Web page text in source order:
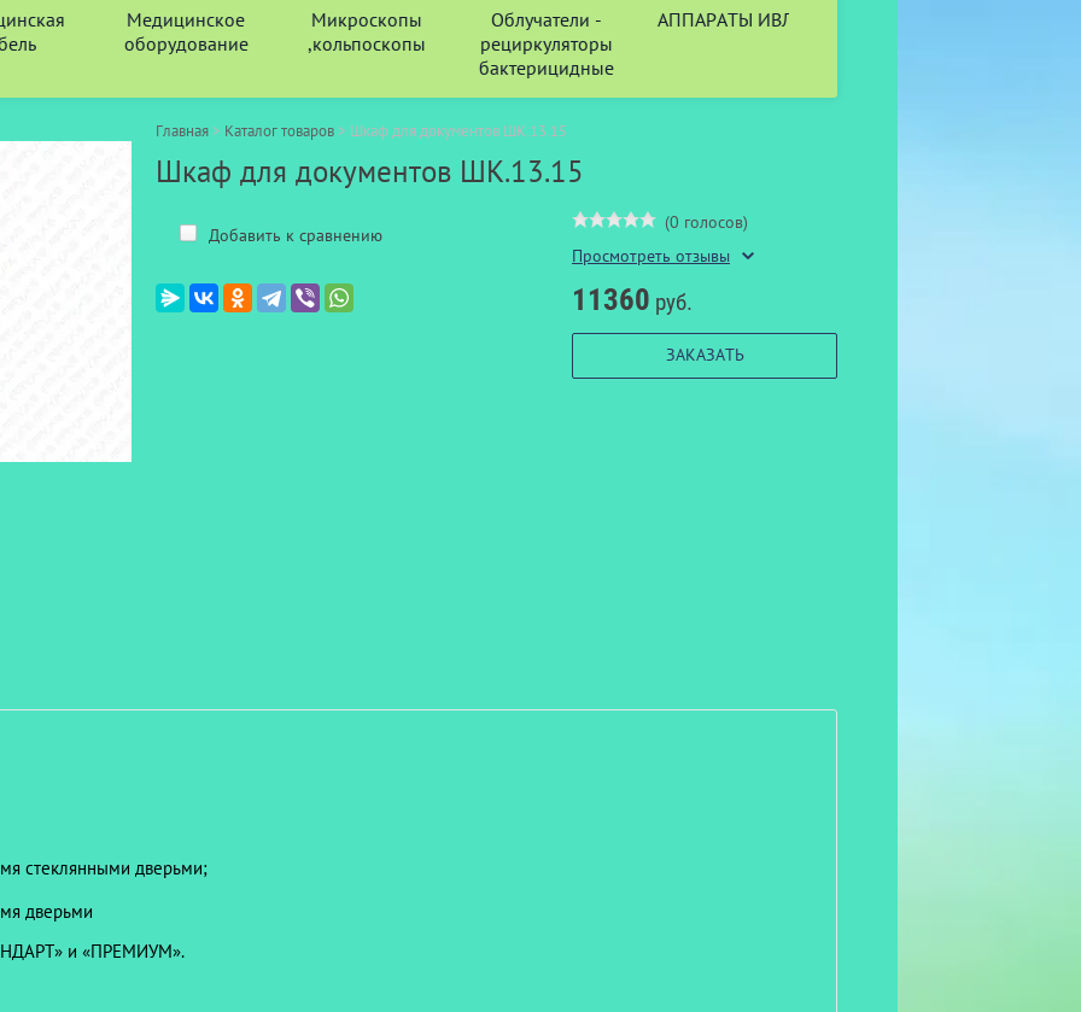
Медицинское
оборудование
Микроскопы
,кольпоскопы
Облучатели -
рециркуляторы
бактерицидные
АППАРАТЫ ИВЛ
Главная > Каталог товаров > Шкаф для документов ШК.13.15
Шкаф для документов ШК.13.15
Добавить к сравнению
(0 голосов)
Просмотреть отзывы
11360 руб.
ЗАКАЗАТЬ
стеклянными дверьми;
дверьми
и «ПРЕМИУМ».